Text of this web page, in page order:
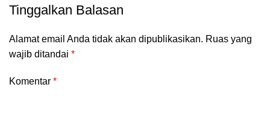
Tinggalkan Balasan
Alamat email Anda tidak akan dipublikasikan. Ruas yang
wajib ditandai *
Komentar *